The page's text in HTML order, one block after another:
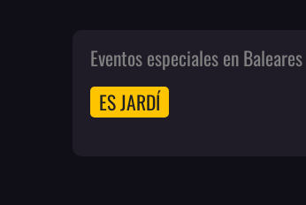
Eventos especiales en Baleares
ES JARDÍ